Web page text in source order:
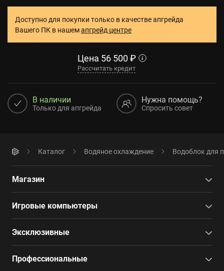
Доступно для покупки только в качестве апгрейда
Вашего ПК в нашемапгрейд центре
Цена 56 500 ₽
Рассчитать кредит
В наличии
Только для апгрейда
Нужна помощь?
Спросить совет
Каталог Водяное охлаждение Водоблок для
Магазин
Игровые компьютеры
Эксклюзивные
Профессиональные